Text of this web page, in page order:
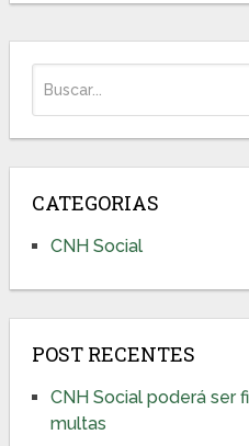
CATEGORIAS
CNH Social
POST RECENTES
CNH Social poderá ser
multas